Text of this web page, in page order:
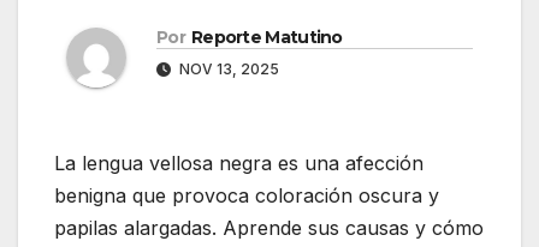
Por Reporte Matutino
NOV 13, 2025
La lengua vellosa negra es una afección
benigna que provoca coloración oscura y
papilas alargadas. Aprende sus causas y cómo